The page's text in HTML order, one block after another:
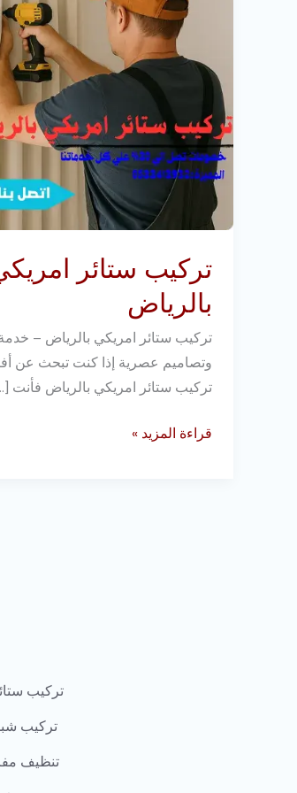
تركيب ستائر
بالرياض
تركيب ستائر امريكي بالرياض – خدمة
وتصاميم عصرية إذا كنت تبحث عن
تركيب ستائر امريكي بالرياض فأنت
قراءة المزيد »
تركيب
تركيب
تنظيف